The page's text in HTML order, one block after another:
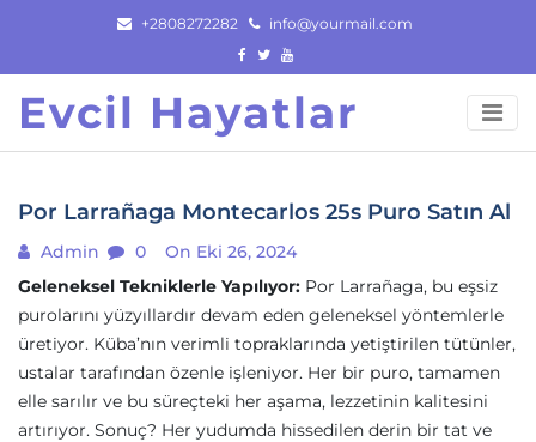
content
+2808272282 info@yourmail.com
Evcil Hayatlar
Por Larrañaga Montecarlos 25s Puro Satın Al
Admin 0
On Eki 26, 2024
Geleneksel Tekniklerle Yapılıyor: Por Larrañaga, bu eşsiz
purolarını yüzyıllardır devam eden geleneksel yöntemlerle
üretiyor. Küba’nın verimli topraklarında yetiştirilen tütünler,
ustalar tarafından özenle işleniyor. Her bir puro, tamamen
elle sarılır ve bu süreçteki her aşama, lezzetinin kalitesini
artırıyor. Sonuç? Her yudumda hissedilen derin bir tat ve